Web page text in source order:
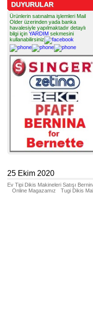
DUYURULAR
Ürünlerin satınalma işlemleri Mail
Older üzerinden yada banka
havalesiyle yapılmaktadır detaylı
bilgi için YARDIM sekmesini
kullanabilirsiniz
25 Ekim 2020
Ev Tipi Dikis Makineleri Satışı
Online Magazamız
Tugi Dikis